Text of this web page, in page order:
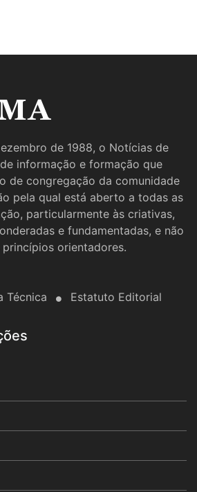
de 1988, o Notícias de
informação e formação que
de congregação da comunidade
pela qual está aberto a todas as
particularmente às criativas,
e fundamentadas, e não
orientadores.
Técnica Estatuto Editorial